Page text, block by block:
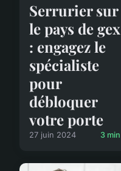
Serrurier sur
le pays de gex
: engagez le
spécialiste
pour
débloquer
votre porte
27 juin 2024 3 min